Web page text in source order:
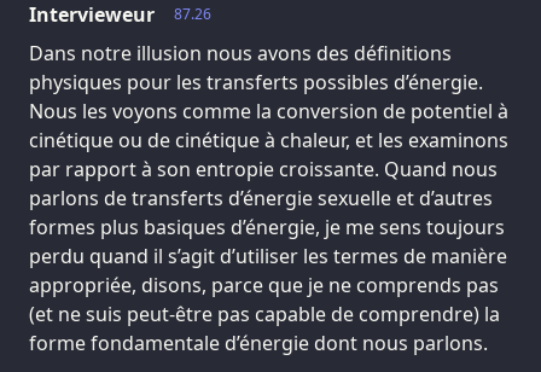
87.26
Intervieweur
Dans notre illusion nous avons des définitions
physiques pour les transferts possibles d’énergie.
Nous les voyons comme la conversion de potentiel à
cinétique ou de cinétique à chaleur, et les examinons
par rapport à son entropie croissante. Quand nous
parlons de transferts d’énergie sexuelle et d’autres
formes plus basiques d’énergie, je me sens toujours
perdu quand il s’agit d’utiliser les termes de manière
appropriée, disons, parce que je ne comprends pas
(et ne suis peut-être pas capable de comprendre) la
forme fondamentale d’énergie dont nous parlons.